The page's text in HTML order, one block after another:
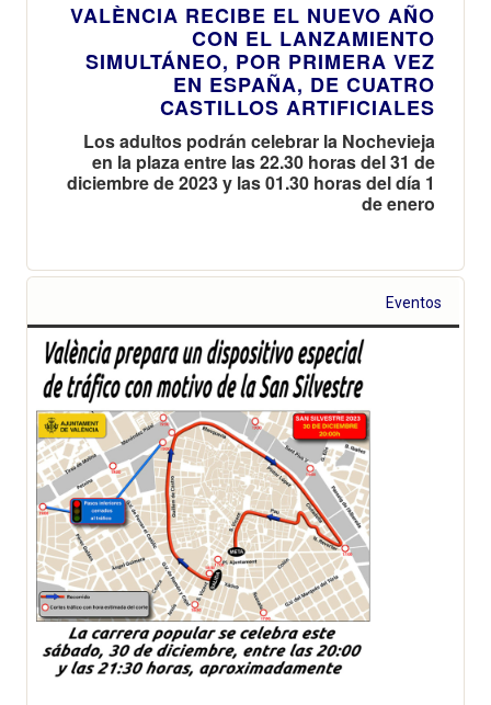
VALÈNCIA RECIBE EL NUEVO AÑO
CON EL LANZAMIENTO
SIMULTÁNEO, POR PRIMERA VEZ
EN ESPAÑA, DE CUATRO
CASTILLOS ARTIFICIALES
Los adultos podrán celebrar la Nochevieja
en la plaza entre las 22.30 horas del 31 de
diciembre de 2023 y las 01.30 horas del día 1
de enero
Eventos